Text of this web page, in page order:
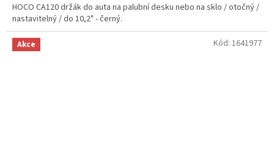
HOCO CA120 držák do auta na palubní desku nebo na sklo / otočný /
nastavitelný / do 10,2" - černý.
Akce Kód: 1641977